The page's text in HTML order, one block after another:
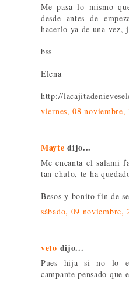
Me pasa lo mismo
desde antes de
hacerlo ya de una vez,
bss
Elena
http://
viernes, 08 noviembre,
Mayte dijo...
Me encanta el salami
tan chulo, te ha
Besos y bonito fin de
sábado, 09 noviembre,
veto dijo...
Pues hija si no lo
campante pensado que